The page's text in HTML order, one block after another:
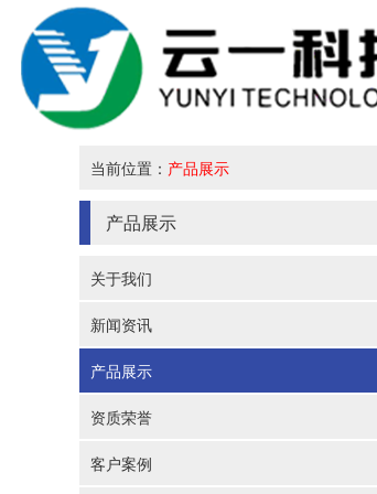
当前位置： 产品展示
产品展示
关于我们
新闻资讯
产品展示
资质荣誉
客户案例